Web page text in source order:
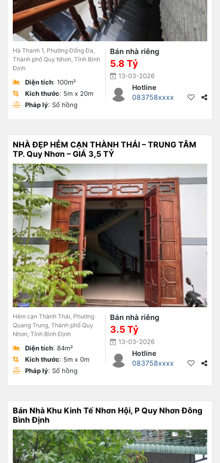
Hà Thanh 1, Phường Đống Đa,
Thành phố Quy Nhơn, Tỉnh Bình
Định
Diện tích: 100m²
Kích thước: 5m x 20m
Pháp lý: Sổ hồng
Bán nhà riêng
5.8 Tỷ
13-03-2026
Hotline
083758xxxx
NHÀ ĐẸP HẺM CẠN THÀNH THÁI – TRUNG TÂM
TP. Quy Nhơn – GIÁ 3,5 TỶ
Hẻm cạn Thành Thái, Phường
Quang Trung, Thành phố Quy
Nhơn, Tỉnh Bình Định
Diện tích: 84m²
Kích thước: 5m x 0m
Pháp lý: Sổ hồng
Bán nhà riêng
3.5 Tỷ
13-03-2026
Hotline
083758xxxx
Bán Nhà Khu Kinh Tế Nhơn Hội, P Quy Nhơn Đông
Bình Định